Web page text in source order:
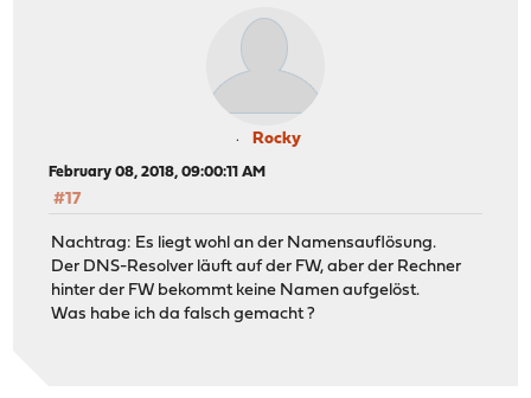
Rocky
February 08, 2018, 09:00:11 AM
#17
Nachtrag: Es liegt wohl an der Namensauflösung.
Der DNS-Resolver läuft auf der FW, aber der Rechner
hinter der FW bekommt keine Namen aufgelöst.
Was habe ich da falsch gemacht ?